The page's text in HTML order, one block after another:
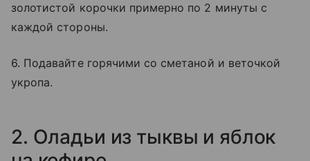
золотистой корочки примерно по 2 минуты с
каждой стороны.
6. Подавайте горячими со сметаной и веточкой
укропа.
2. Оладьи из тыквы и яблок